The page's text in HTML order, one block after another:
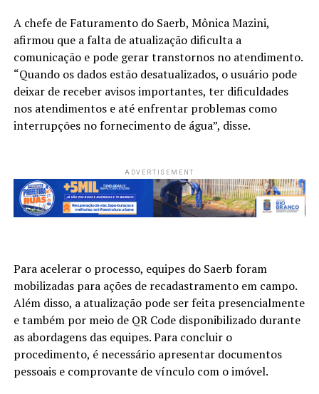
A chefe de Faturamento do Saerb, Mônica Mazini,
afirmou que a falta de atualização dificulta a
comunicação e pode gerar transtornos no atendimento.
“Quando os dados estão desatualizados, o usuário pode
deixar de receber avisos importantes, ter dificuldades
nos atendimentos e até enfrentar problemas como
interrupções no fornecimento de água”, disse.
ADVERTISEMENT
Para acelerar o processo, equipes do Saerb foram
mobilizadas para ações de recadastramento em campo.
Além disso, a atualização pode ser feita presencialmente
e também por meio de QR Code disponibilizado durante
as abordagens das equipes. Para concluir o
procedimento, é necessário apresentar documentos
pessoais e comprovante de vínculo com o imóvel.